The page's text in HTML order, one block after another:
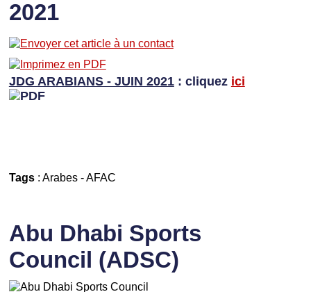
2021
JDG ARABIANS - JUIN 2021: cliquez ici
Tags: Arabes-AFAC
Abu Dhabi Sports
Council (ADSC)